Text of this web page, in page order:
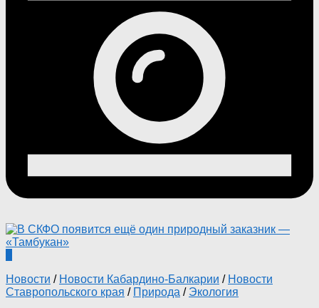
Новости / Новости Кабардино-Балкарии / Новости
Ставропольского края / Природа / Экология